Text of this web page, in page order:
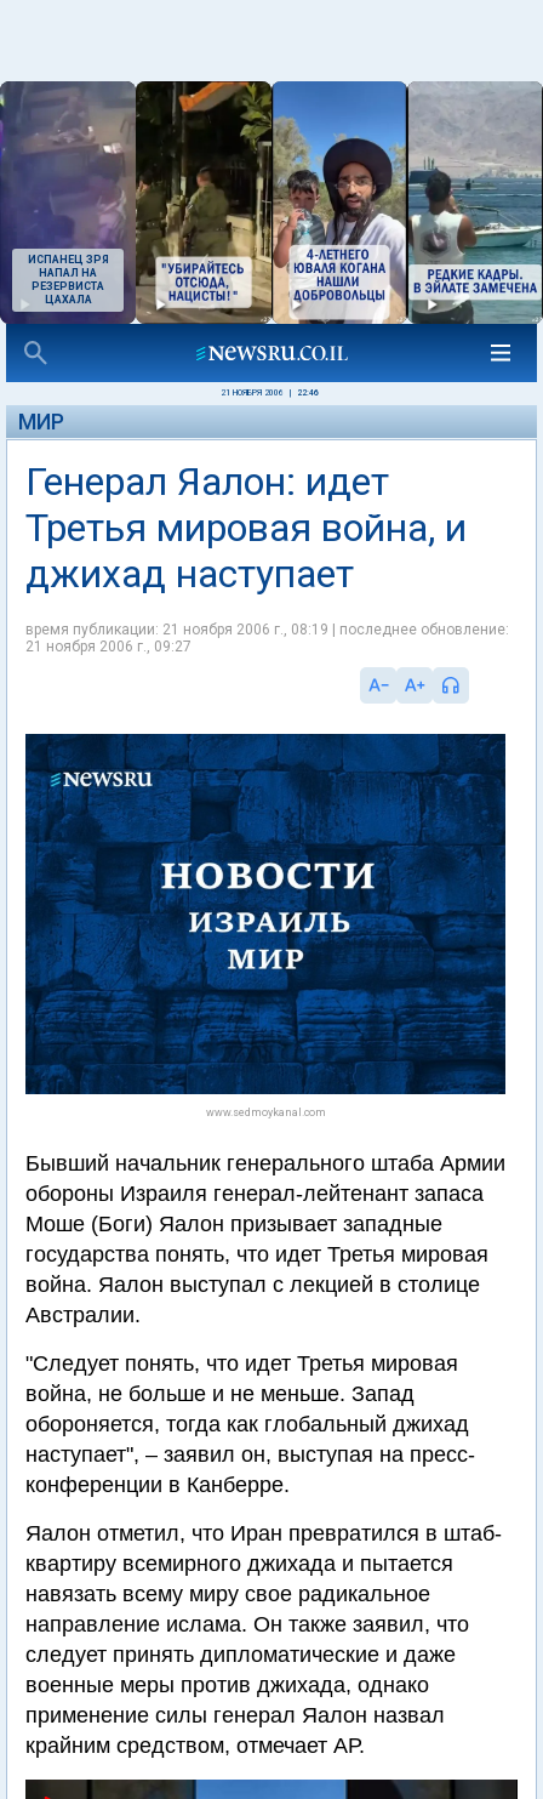
ИСПАНЕЦ ЗРЯ
НАПАЛ НА
РЕЗЕРВИСТА
ЦАХАЛА
21 НОЯБРЯ 2006 22:46
МИР
Генерал Яалон: идет
Третья мировая война, и
джихад наступает
время публикации: 21 ноября 2006 г., 08:19 | последнее обновление:
21 ноября 2006 г., 09:27
www.sedmoykanal.com
Бывший начальник генерального штаба Армии
обороны Израиля генерал-лейтенант запаса
Моше (Боги) Яалон призывает западные
государства понять, что идет Третья мировая
война. Яалон выступал с лекцией в столице
Австралии.
"Следует понять, что идет Третья мировая
война, не больше и не меньше. Запад
обороняется, тогда как глобальный джихад
наступает", – заявил он, выступая на пресс-
конференции в Канберре.
Яалон отметил, что Иран превратился в штаб-
квартиру всемирного джихада и пытается
навязать всему миру свое радикальное
направление ислама. Он также заявил, что
следует принять дипломатические и даже
военные меры против джихада, однако
применение силы генерал Яалон назвал
крайним средством, отмечает АР.